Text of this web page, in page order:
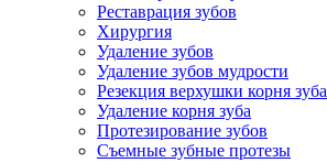
Реставрация зубов
Хирургия
Удаление зубов
Удаление зубов мудрости
Резекция верхушки корня зуба
Удаление корня зуба
Протезирование зубов
Съемные зубные протезы